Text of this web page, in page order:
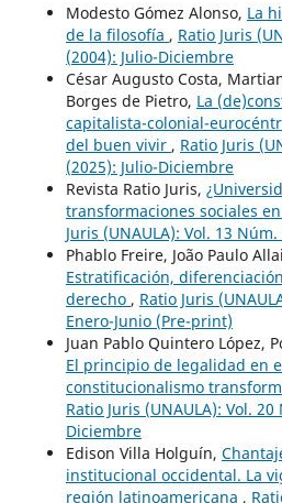
Modesto Gómez Alonso, La
de la filosofía , Ratio Juris
(2004): Julio-Diciembre
César Augusto Costa,
Borges de Pietro, La
capitalista-colonial-
del buen vivir , Ratio Juris
(2025): Julio-Diciembre
Revista Ratio Juris,
transformaciones sociales
Juris (UNAULA): Vol. 13
Phablo Freire, João Paulo
Estratificación,
derecho , Ratio Juris
Enero-Junio (Pre-print)
Juan Pablo Quintero López,
El principio de legalidad en
constitucionalismo
Ratio Juris (UNAULA): Vol.
Diciembre
Edison Villa Holguín,
institucional occidental. La
región latinoamericana ,